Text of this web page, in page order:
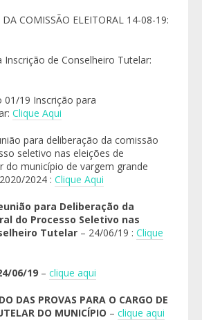
COMISSÃO ELEITORAL 14-08-19:
Inscrição de Conselheiro Tutelar:
01/19 Inscrição para
: Clique Aqui
para deliberação da comissão
seletivo nas eleições de
do município de vargem grande
2024 : Clique Aqui
para Deliberação da
do Processo Seletivo nas
Tutelar – 24/06/19 : Clique
06/19 – clique aqui
DAS PROVAS PARA O CARGO DE
DO MUNICÍPIO – clique aqui